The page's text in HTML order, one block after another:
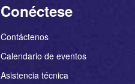
Conéctese
Contáctenos
Calendario de eventos
Asistencia técnica